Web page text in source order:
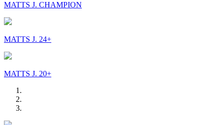
MATTS J. CHAMPION
MATTS J. 24+
MATTS J. 20+